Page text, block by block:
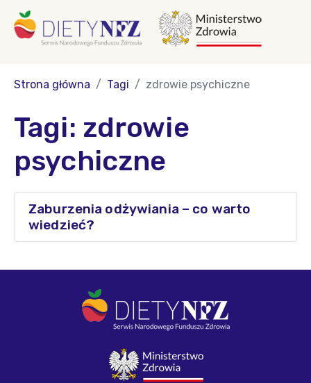
Strona główna Tagi zdrowie psychiczne
Tagi: zdrowie
psychiczne
Zaburzenia odżywiania – co warto
wiedzieć?